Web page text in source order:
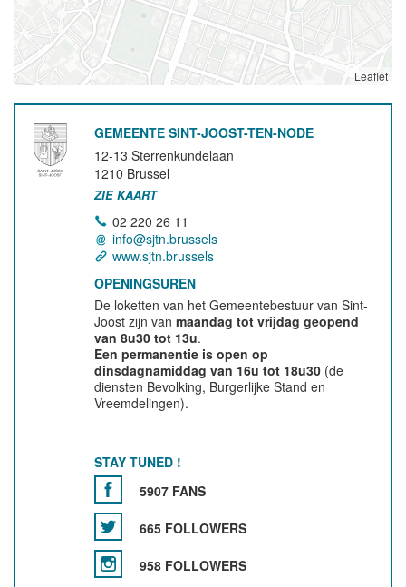
Leaflet
GEMEENTE SINT-JOOST-TEN-NODE
12-13 Sterrenkundelaan
1210 Brussel
ZIE KAART
02 220 26 11
info@sjtn.brussels
www.sjtn.brussels
OPENINGSUREN
De loketten van het Gemeentebestuur van Sint-
Joost zijn vanmaandag tot vrijdag geopend
van 8u30 tot 13u.
Een permanentie is open op
dinsdagnamiddag van 16u tot 18u30 (de
diensten Bevolking, Burgerlijke Stand en
Vreemdelingen).
STAY TUNED !
5907 FANS
665 FOLLOWERS
958 FOLLOWERS